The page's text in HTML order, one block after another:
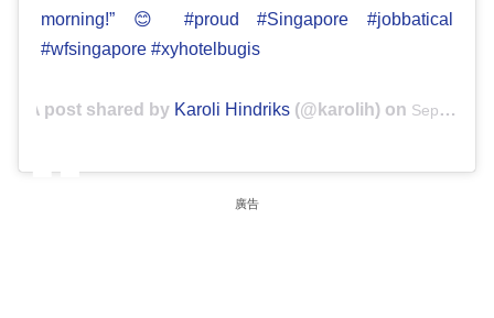
morning!” 😊 #proud #Singapore #jobbatical
#wfsingapore #xyhotelbugis
A post shared by Karoli Hindriks(@karolih) on Sep 12, 2018 at 6:17pm PDT
廣告